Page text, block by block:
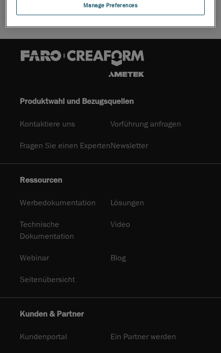
Produktwahl und Bezugsquellen
Kontaktiere uns Vorführung anfragen
Fragen Sie einen ExpertenNewsletter
Ressourcen
Werbedokumentation Lösungen
Technische
Dokumentation
Video
Webinar Blog
Seitenübersicht
Kunden & Partner
Kundenportal Ein Partner werden
Manage Preferences